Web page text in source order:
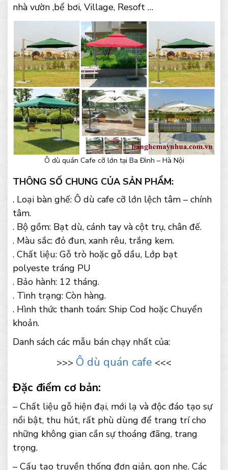
nhà vườn ,bể bơi, Village, Resoft …
Ô dù quán Cafe cỡ lớn tại Ba Đình – Hà Nội
THÔNG SỐ CHUNG CỦA SẢN PHẨM:
. Loại bàn ghế: Ô dù cafe cỡ lớn lệch tâm – chính
tâm.
. Bộ gồm: Bạt dù, cánh tay và cột trụ, chân đế.
. Màu sắc: đỏ đun, xanh rêu, trắng kem.
. Chất liệu: Gỗ trò hoặc gỗ dầu, Lớp bạt
polyeste tráng PU
. Bảo hành: 12 tháng.
. Tình trạng: Còn hàng.
. Hình thức thanh toán: Ship Cod hoặc Chuyển
khoản.
Danh sách các mẫu bán chạy nhất của:
>>> Ô dù quán cafe <<<
Đặc điểm cơ bản:
– Chất liệu gỗ hiện đại, mới lạ và độc đáo tạo sự
nổi bật, thu hút, rất phù dùng để trang trí cho
những không gian cần sự thoáng đãng, trang
trọng.
– Cấu tạo truyền thống đơn giản, gọn nhẹ. Các